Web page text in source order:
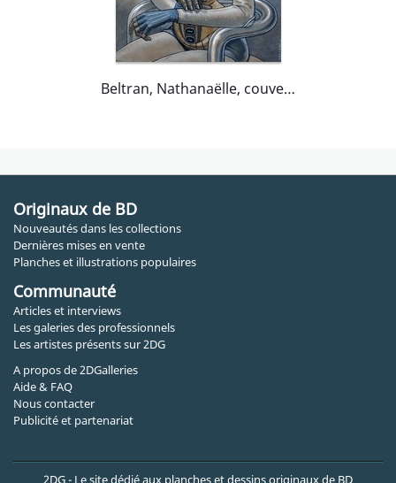
Beltran, Nathanaëlle, couverture dBD
Originaux de BD
Nouveautés dans les collections
Dernières mises en vente
Planches et illustrations populaires
Communauté
Articles et interviews
Les galeries des professionnels
Les artistes présents sur 2DG
A propos de 2DGalleries
Aide & FAQ
Nous contacter
Publicité et partenariat